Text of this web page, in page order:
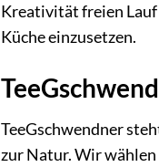
Kreativität freien Lauf
Küche einzusetzen.
TeeGschwendner
zur Natur. Wir wählen